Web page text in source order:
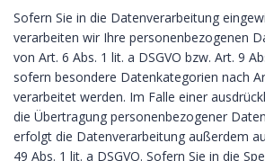
Sofern Sie in die Datenverarbeitung
verarbeiten wir Ihre personenbezogenen
von Art. 6 Abs. 1 lit. a DSGVO bzw. Art. 9
sofern besondere Datenkategorien nach
verarbeitet werden. Im Falle einer
die Übertragung personenbezogener
erfolgt die Datenverarbeitung außerdem
49 Abs. 1 lit. a DSGVO. Sofern Sie in die